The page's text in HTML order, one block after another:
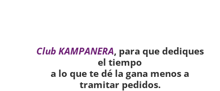
Club KAMPANERA, para que dediques
el tiempo
a lo que te dé la gana menos a
tramitar pedidos.